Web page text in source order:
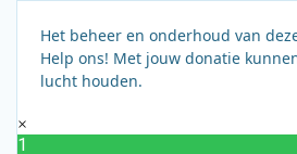
Het beheer en onderhoud van
Help ons! Met jouw donatie
lucht houden.